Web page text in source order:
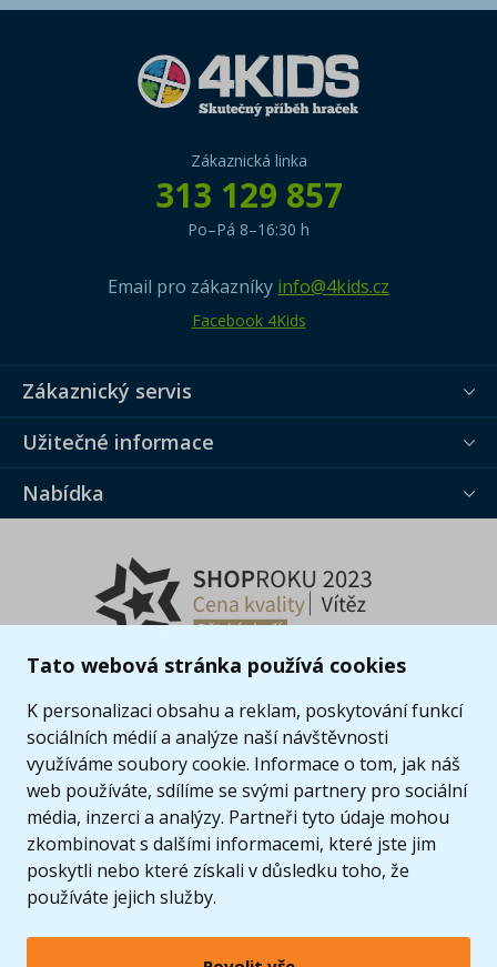
Tato webová stránka používá cookies
K personalizaci obsahu a reklam, poskytování funkcí
sociálních médií a analýze naší návštěvnosti
využíváme soubory cookie. Informace o tom, jak náš
web používáte, sdílíme se svými partnery pro sociální
média, inzerci a analýzy. Partneři tyto údaje mohou
zkombinovat s dalšími informacemi, které jste jim
poskytli nebo které získali v důsledku toho, že
používáte jejich služby.
Zákaznická linka
313 129 857
Po–Pá 8–16:30 h
Email pro zákazníky info@4kids.cz
Facebook 4Kids
Zákaznický servis
Užitečné informace
Nabídka
© 2005 - 2026 Copyright 4kids.cz